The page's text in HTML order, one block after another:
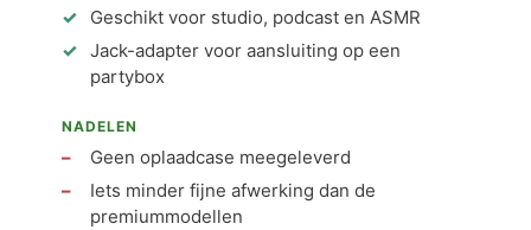
Geschikt voor studio, podcast en ASMR
Jack-adapter voor aansluiting op een
partybox
NADELEN
Geen oplaadcase meegeleverd
Iets minder fijne afwerking dan de
premiummodellen